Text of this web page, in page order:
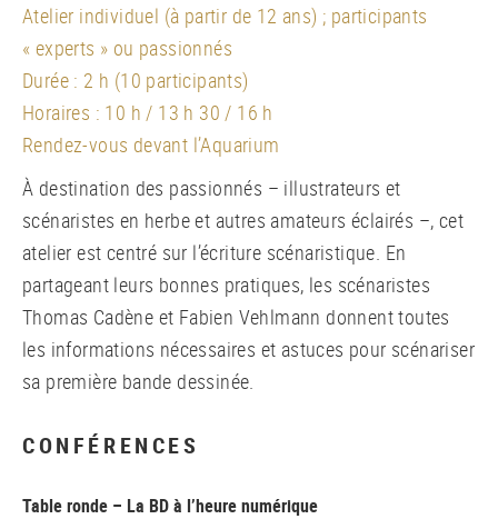
Atelier individuel (à partir de 12 ans) ; participants
« experts » ou passionnés
Durée : 2 h (10 participants)
Horaires : 10 h / 13 h 30 / 16 h
Rendez-vous devant l’Aquarium
À destination des passionnés – illustrateurs et
scénaristes en herbe et autres amateurs éclairés –, cet
atelier est centré sur l’écriture scénaristique. En
partageant leurs bonnes pratiques, les scénaristes
Thomas Cadène et Fabien Vehlmann donnent toutes
les informations nécessaires et astuces pour scénariser
sa première bande dessinée.
CONFÉRENCES
Table ronde – La BD à l’heure numérique